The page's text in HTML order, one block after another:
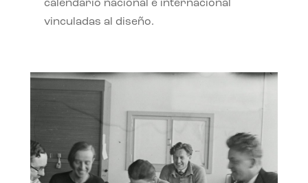
calendario nacional e internacional
vinculadas al diseño.